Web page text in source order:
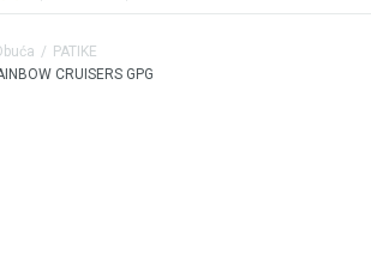
PATIKE
CRUISERS GPG